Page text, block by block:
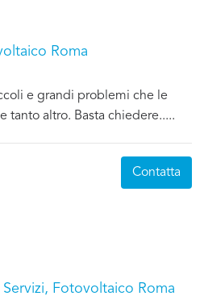
Roma
e grandi problemi che le
tanto altro. Basta chiedere.....
Fotovoltaico Roma
Contatta